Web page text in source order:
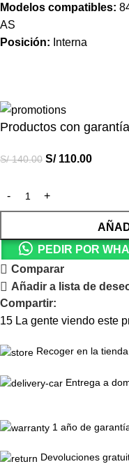
Modelos compatibles:
AS
Posición: Interna
Productos con garantía
S/140.00 S/110.00
PEDIR POR
Comparar
Añadir a lista de
Compartir:
15 La gente viendo este
Recoger en la tienda
Entrega a
1 año de
Devoluciones